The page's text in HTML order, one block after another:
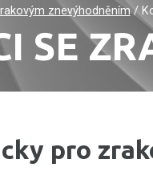
znevýhodněním/
SE
pro